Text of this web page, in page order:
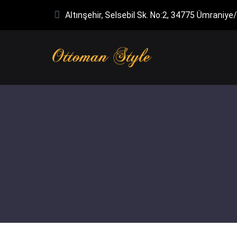
Altınşehir, Selsebil Sk. No:2, 34775